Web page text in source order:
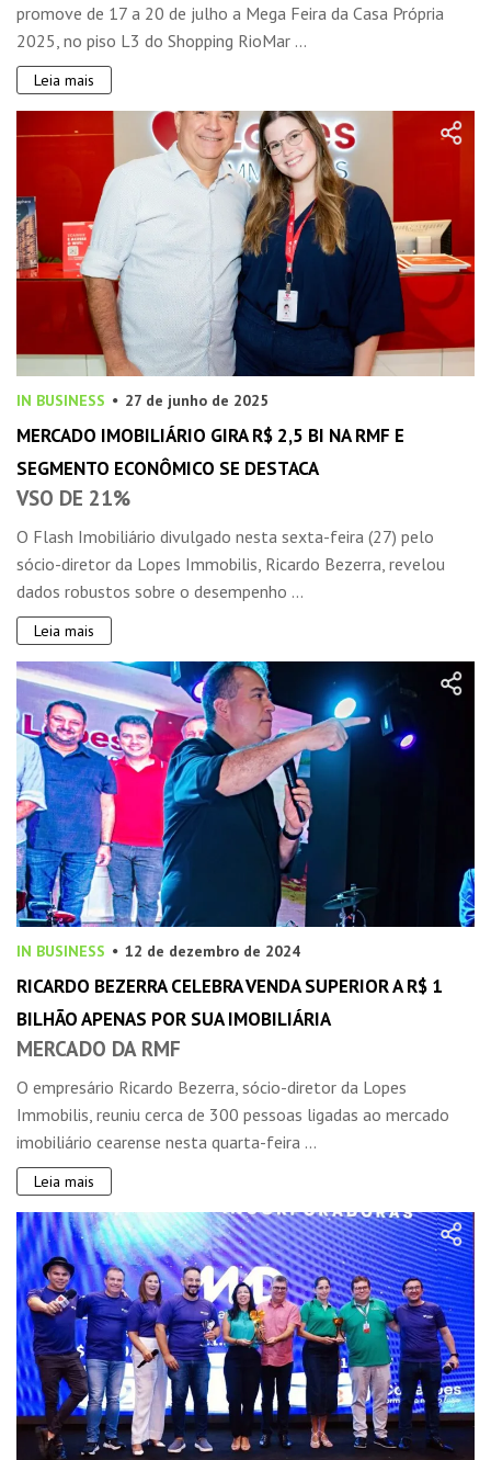
promove de 17 a 20 de julho a Mega Feira da Casa Própria
2025, no piso L3 do Shopping RioMar ...
Leia mais
IN BUSINESS 27 de junho de 2025
MERCADO IMOBILIÁRIO GIRA R$ 2,5 BI NA RMF E
SEGMENTO ECONÔMICO SE DESTACA
VSO DE 21%
O Flash Imobiliário divulgado nesta sexta-feira (27) pelo
sócio-diretor da Lopes Immobilis, Ricardo Bezerra, revelou
dados robustos sobre o desempenho ...
Leia mais
IN BUSINESS 12 de dezembro de 2024
RICARDO BEZERRA CELEBRA VENDA SUPERIOR A R$ 1
BILHÃO APENAS POR SUA IMOBILIÁRIA
MERCADO DA RMF
O empresário Ricardo Bezerra, sócio-diretor da Lopes
Immobilis, reuniu cerca de 300 pessoas ligadas ao mercado
imobiliário cearense nesta quarta-feira ...
Leia mais